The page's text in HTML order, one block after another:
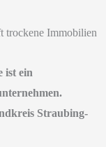
trockene Immobilien
ist ein
Straubing-